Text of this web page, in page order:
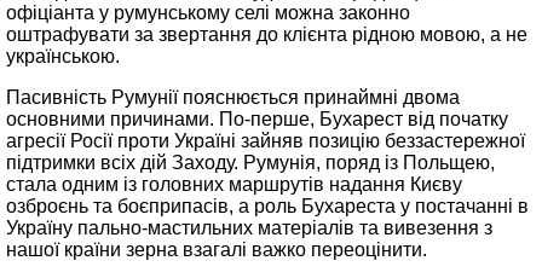
офіціанта у румунському селі можна законно
оштрафувати за звертання до клієнта рідною мовою, а не
українською.
Пасивність Румунії пояснюється принаймні двома
основними причинами. По-перше, Бухарест від початку
агресії Росії проти Україні зайняв позицію беззастережної
підтримки всіх дій Заходу. Румунія, поряд із Польщею,
стала одним із головних маршрутів надання Києву
озброєнь та боєприпасів, а роль Бухареста у постачанні в
Україну пально-мастильних матеріалів та вивезення з
нашої країни зерна взагалі важко переоцінити.